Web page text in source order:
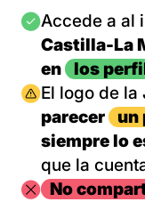
Imagen
Accede a al
Castilla-La
en
los
Imagen
El logo de la
parecer
un
siempre lo
que la
Imagen
No